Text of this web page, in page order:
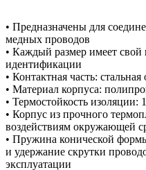
• Предназначены для
медных проводов
• Каждый размер имеет свой
идентификации
• Контактная часть:
• Материал корпуса:
• Термостойкость изоляции:
• Корпус из прочного
воздействиям окружающей
• Пружина конической
и удержание скрутки
эксплуатации